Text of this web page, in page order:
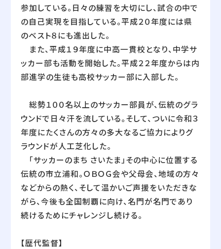
参加している。日々の練習を大切にし、試合の中で
の自己実現を目指している。平成２０年度には県
のベスト８にも進出した。
また、平成１９年度に中高一貫校となり、中学サ
ッカー部も活動を開始した。平成２２年度からは内
部進学の生徒も高校サッカー部に入部した。
総勢１００名以上のサッカー部員が、伝統のグラ
ウンドで日々汗を流している。そして、ついに令和３
年度にたくさんの方々の多大なるご協力によりグ
ラウンドが人工芝化した。
「サッカーのまち さいたま」その中心に位置する
伝統の市立浦和。ＯＢＯＧ会や父母会、地域の方々
などからの熱く、そして温かいご声援をいただきな
がら、今後も全国制覇に向け、名門が名門であり
続けるためにチャレンジし続ける。
【歴代監督】